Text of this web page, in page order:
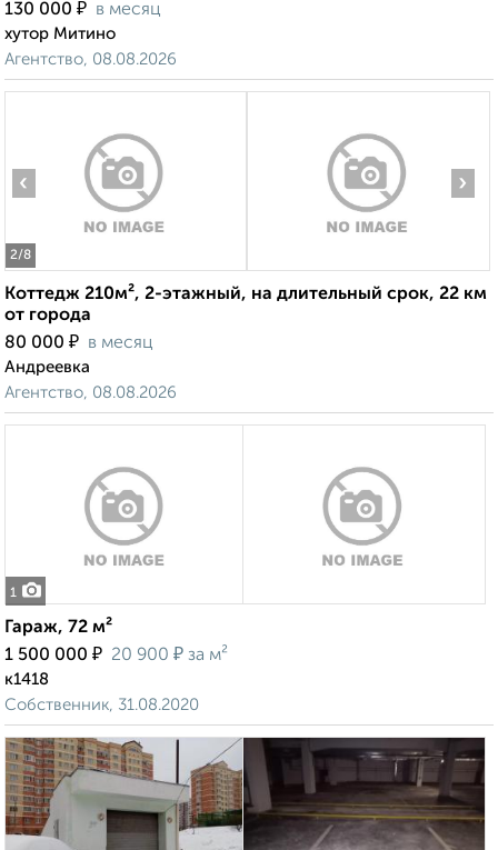
130 000 ₽ в месяц
хутор Митино
Агентство, 08.08.2026
2/8
‹ ›
Коттедж 210м², 2-этажный, на длительный срок, 22 км
от города
80 000 ₽ в месяц
Андреевка
Агентство, 08.08.2026
1
Гараж, 72 м²
1 500 000 ₽ 20 900 ₽ за м²
к1418
Собственник, 31.08.2020